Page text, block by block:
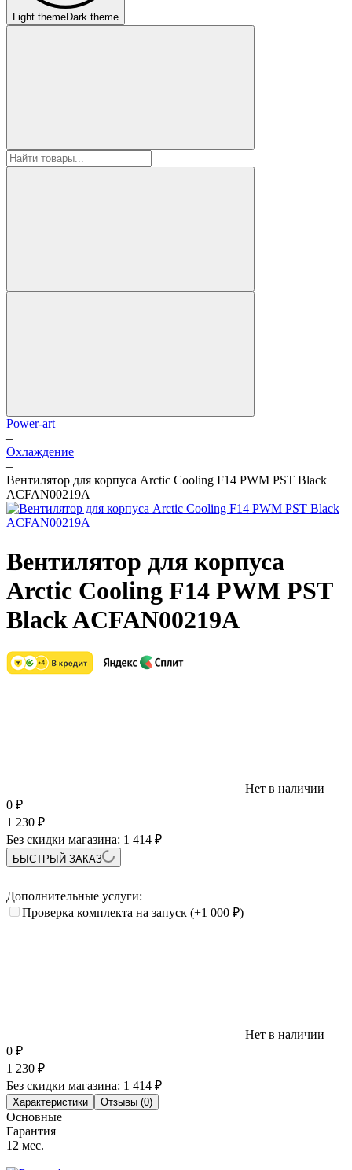
Light themeDark theme
Power-art
–
Охлаждение
–
Вентилятор для корпуса Arctic Cooling F14 PWM PST Black
ACFAN00219A
Вентилятор для корпуса
Arctic Cooling F14 PWM PST
Black ACFAN00219A
Нет в наличии
0 ₽
1 230 ₽
Без скидки магазина: 1 414 ₽
БЫСТРЫЙ ЗАКАЗ
Дополнительные услуги:
Проверка комплекта на запуск (+1 000 ₽)
Нет в наличии
0 ₽
1 230 ₽
Без скидки магазина: 1 414 ₽
Характеристики Отзывы (0)
Основные
Гарантия
12 мес.